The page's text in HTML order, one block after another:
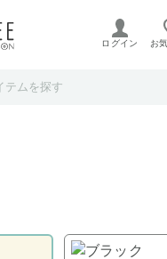
ております。
ログイン お
カメラ VLOGCAM